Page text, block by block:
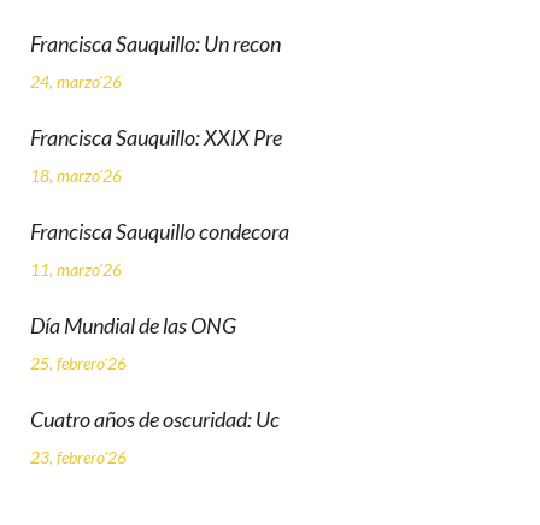
Francisca Sauquillo: Un recon
24, marzo'26
Francisca Sauquillo: XXIX Pre
18, marzo'26
Francisca Sauquillo condecora
11, marzo'26
Día Mundial de las ONG
25, febrero'26
Cuatro años de oscuridad: Uc
23, febrero'26